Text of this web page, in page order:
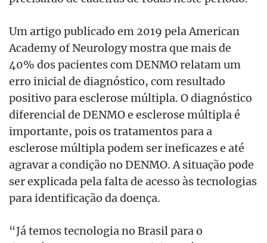
Um artigo publicado em 2019 pela American
Academy of Neurology mostra que mais de
40% dos pacientes com DENMO relatam um
erro inicial de diagnóstico, com resultado
positivo para esclerose múltipla. O diagnóstico
diferencial de DENMO e esclerose múltipla é
importante, pois os tratamentos para a
esclerose múltipla podem ser ineficazes e até
agravar a condição no DENMO. A situação pode
ser explicada pela falta de acesso às tecnologias
para identificação da doença.
“Já temos tecnologia no Brasil para o